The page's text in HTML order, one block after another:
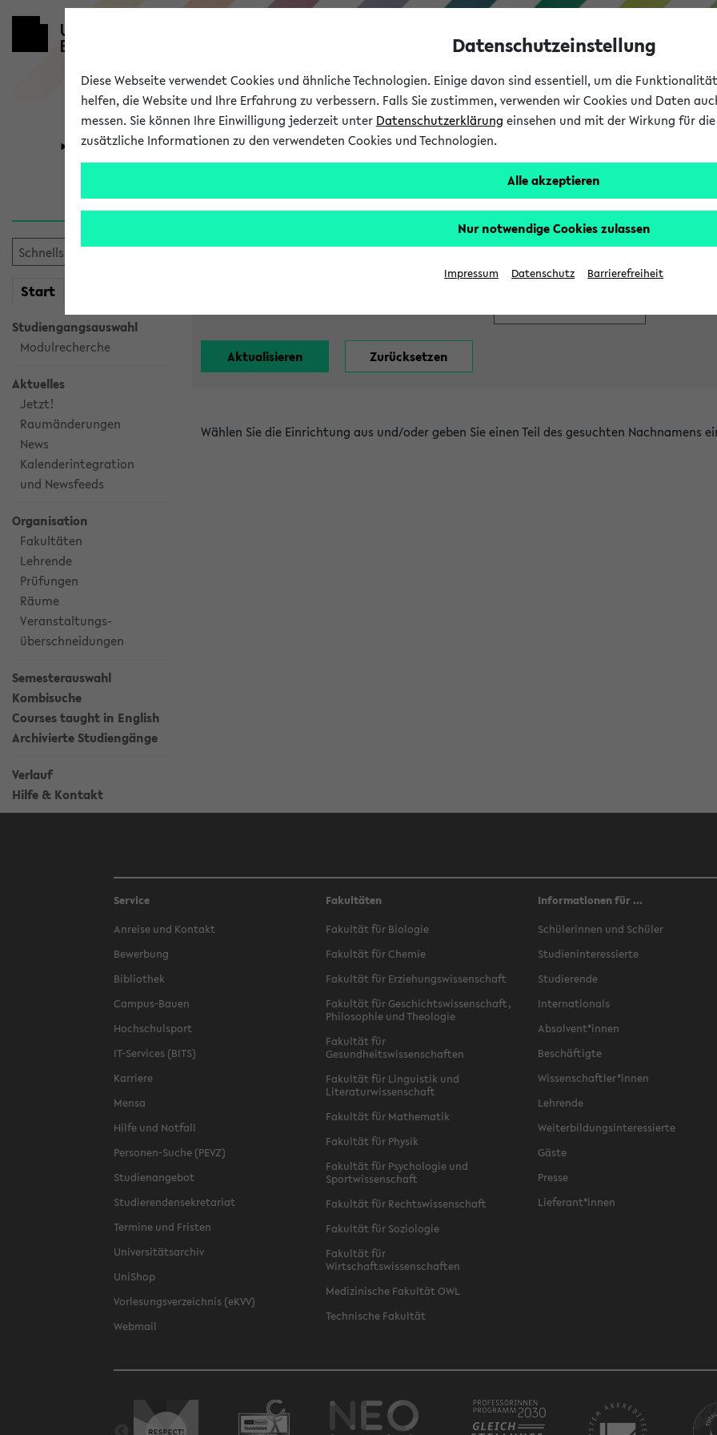
Universität Forschung Studium
Start
Studiengangsauswahl
Modulrecherche
Aktuelles
Jetzt!
Raumänderungen
News
Kalenderintegration
und Newsfeeds
Organisation
Fakultäten
Lehrende
Prüfungen
Räume
Veranstaltungs-
überschneidungen
Semesterauswahl
Kombisuche
Courses taught in English
Archivierte Studiengänge
Verlauf
Hilfe & Kontakt
Alle Lehrenden
Wählen Sie die Einrichtung aus und/oder geben Sie einen Teil des gesuchten Nachnamens
Service
Anreise und Kontakt
Bewerbung
Bibliothek
Campus-Bauen
Hochschulsport
IT-Services (BITS)
Karriere
Mensa
Hilfe und Notfall
Personen-Suche (PEVZ)
Studienangebot
Studierendensekretariat
Termine und Fristen
Universitätsarchiv
UniShop
Vorlesungsverzeichnis (eKVV)
Webmail
Fakultäten
Fakultät für Biologie
Fakultät für Chemie
Fakultät für Erziehungswissenschaft
Fakultät für Geschichtswissenschaft,
Philosophie und Theologie
Fakultät für
Gesundheitswissenschaften
Fakultät für Linguistik und
Literaturwissenschaft
Fakultät für Mathematik
Fakultät für Physik
Fakultät für Psychologie und
Sportwissenschaft
Fakultät für Rechtswissenschaft
Fakultät für Soziologie
Fakultät für
Wirtschaftswissenschaften
Medizinische Fakultät OWL
Technische Fakultät
Informationen für ...
Schülerinnen und Schüler
Studieninteressierte
Studierende
Internationals
Absolvent*innen
Beschäftigte
Wissenschaftler*innen
Lehrende
Weiterbildungsinteressierte
Gäste
Presse
Lieferant*innen
Datenschutzeinstellung
Diese Webseite verwendet Cookies und ähnliche Technologien. Einige davon sind essentiell, um die
helfen, die Website und Ihre Erfahrung zu verbessern. Falls Sie zustimmen, verwenden wir Cookies und Daten
messen. Sie können Ihre Einwilligung jederzeit unter Datenschutzerklärung einsehen und mit der Wirkung für
zusätzliche Informationen zu den verwendeten Cookies und Technologien.
Alle akzeptieren
Nur notwendige Cookies zulassen
Impressum Datenschutz Barrierefreiheit